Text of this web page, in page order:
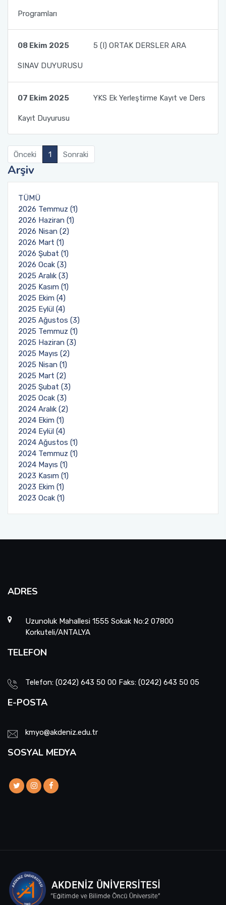
Programları
08 Ekim 2025 5 (I) ORTAK DERSLER ARA
SINAV DUYURUSU
07 Ekim 2025 YKS Ek Yerleştirme Kayıt ve Ders
Kayıt Duyurusu
Önceki 1 Sonraki
Arşiv
TÜMÜ
2026 Temmuz (1)
2026 Haziran (1)
2026 Nisan (2)
2026 Mart (1)
2026 Şubat (1)
2026 Ocak (3)
2025 Aralık (3)
2025 Kasım (1)
2025 Ekim (4)
2025 Eylül (4)
2025 Ağustos (3)
2025 Temmuz (1)
2025 Haziran (3)
2025 Mayıs (2)
2025 Nisan (1)
2025 Mart (2)
2025 Şubat (3)
2025 Ocak (3)
2024 Aralık (2)
2024 Ekim (1)
2024 Eylül (4)
2024 Ağustos (1)
2024 Temmuz (1)
2024 Mayıs (1)
2023 Kasım (1)
2023 Ekim (1)
2023 Ocak (1)
ADRES
Uzunoluk Mahallesi 1555 Sokak No:2 07800
Korkuteli/ANTALYA
TELEFON
Telefon: (0242) 643 50 00 Faks: (0242) 643 50 05
E-POSTA
kmyo@akdeniz.edu.tr
SOSYAL MEDYA
Öğrenci için Bilgi